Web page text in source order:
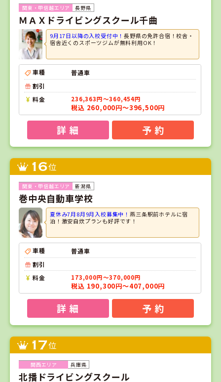
長野県
ＭＡＸドライビングスクール千曲
9月17日以降の入校受付中！長野県の免許合宿！校舎・
宿舎近くのスポーツジムが無料利用OK！
車種
普通車
割引
料金
236,363円～360,454円
税込 260,000円～396,500円
詳 細 予 約
16位
新潟県
巻中央自動車学校
夏休み7月8月9月入校募集中！燕三条駅前ホテルに宿
泊！激安自炊プランも好評です！
車種
普通車
割引
料金
173,000円～370,000円
税込 190,300円～407,000円
詳 細 予 約
17位
兵庫県
北播ドライビングスクール